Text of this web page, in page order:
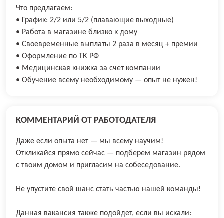
Что предлагаем:
• График: 2/2 или 5/2 (плавающие выходные)
• Работа в магазине близко к дому
• Своевременные выплаты 2 раза в месяц + премии
• Оформление по ТК РФ
• Медицинская книжка за счет компании
• Обучение всему необходимому — опыт не нужен!
КОММЕНТАРИЙ ОТ РАБОТОДАТЕЛЯ
Даже если опыта нет — мы всему научим!
Откликайся прямо сейчас — подберем магазин рядом
с твоим домом и пригласим на собеседование.
Не упустите свой шанс стать частью нашей команды!
Данная вакансия также подойдет, если вы искали: